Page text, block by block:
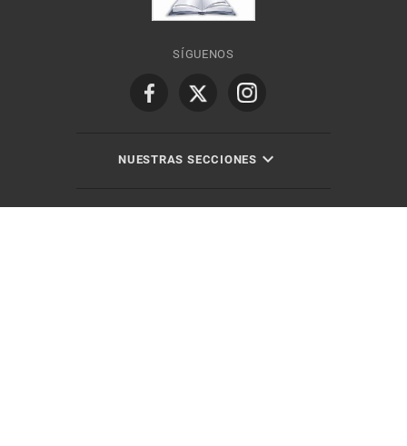
SÍGUENOS
NUESTRAS SECCIONES